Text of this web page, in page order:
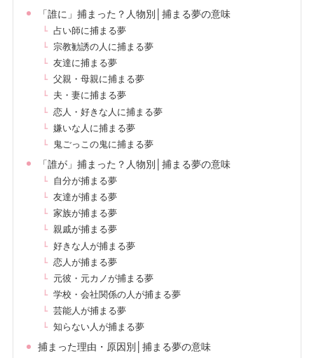
「誰に」捕まった？人物別│捕まる夢の意味
占い師に捕まる夢
宗教勧誘の人に捕まる夢
友達に捕まる夢
父親・母親に捕まる夢
夫・妻に捕まる夢
恋人・好きな人に捕まる夢
嫌いな人に捕まる夢
鬼ごっこの鬼に捕まる夢
「誰が」捕まった？人物別│捕まる夢の意味
自分が捕まる夢
友達が捕まる夢
家族が捕まる夢
親戚が捕まる夢
好きな人が捕まる夢
恋人が捕まる夢
元彼・元カノが捕まる夢
学校・会社関係の人が捕まる夢
芸能人が捕まる夢
知らない人が捕まる夢
捕まった理由・原因別│捕まる夢の意味